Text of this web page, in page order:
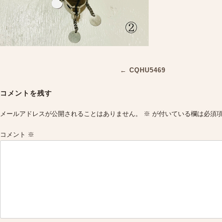
← CQHU5469
コメントを残す
メールアドレスが公開されることはありません。 ※ が付いている欄は必須
コメント ※